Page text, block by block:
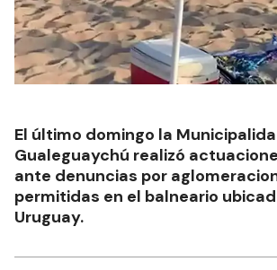
El último domingo la
Gualeguaychú realizó
ante denuncias por
permitidas en el balneario
Uruguay.